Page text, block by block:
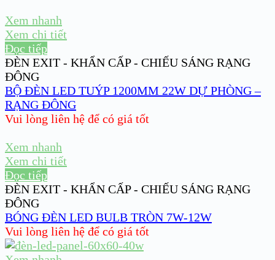
Xem nhanh
Xem chi tiết
Đọc tiếp
ĐÈN EXIT - KHẨN CẤP - CHIẾU SÁNG RẠNG
ĐÔNG
BỘ ĐÈN LED TUÝP 1200MM 22W DỰ PHÒNG –
RẠNG ĐÔNG
Vui lòng liên hệ để có giá tốt
Xem nhanh
Xem chi tiết
Đọc tiếp
ĐÈN EXIT - KHẨN CẤP - CHIẾU SÁNG RẠNG
ĐÔNG
BÓNG ĐÈN LED BULB TRÒN 7W-12W
Vui lòng liên hệ để có giá tốt